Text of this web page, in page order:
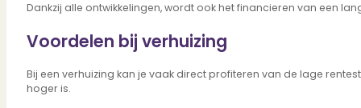
Over PUUR*
Dankzij alle ontwikkelingen, wordt ook het financieren van een
Voordelen bij verhuizing
Bij een verhuizing kan je vaak direct profiteren van de lage
hoger is.